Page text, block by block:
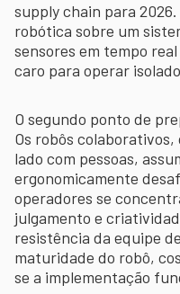
supply chain para
robótica sobre um
sensores em tempo
caro para operar
O segundo ponto de
Os robôs
lado com pessoas,
ergonomicamente
operadores se
julgamento e
resistência da equipe
maturidade do robô,
se a implementação